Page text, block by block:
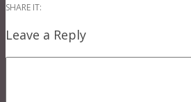
SHARE IT:
Leave a Reply